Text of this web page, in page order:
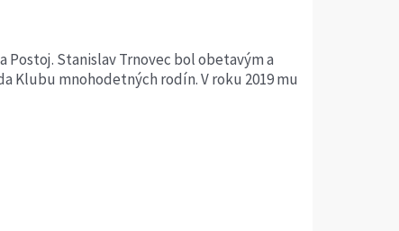
Postoj. Stanislav Trnovec bol obetavým a
Klubu mnohodetných rodín. V roku 2019 mu